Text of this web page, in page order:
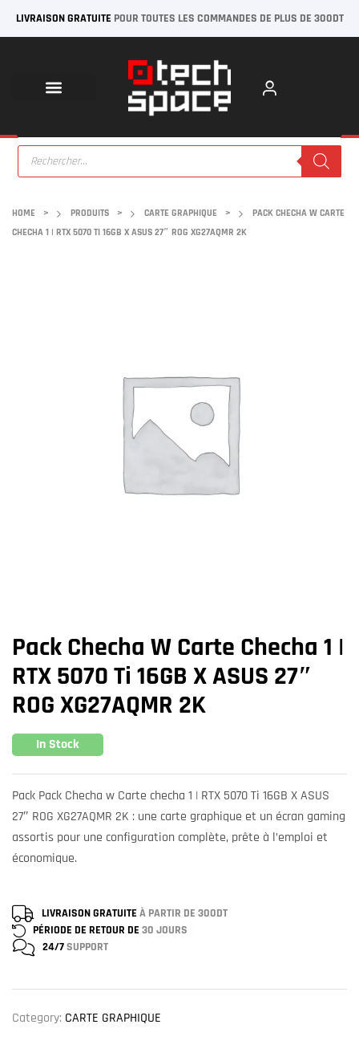
LIVRAISON GRATUITE POUR TOUTES LES COMMANDES DE PLUS DE 300DT
HOME > PRODUITS > CARTE GRAPHIQUE >
PACK CHECHA W CARTE
CHECHA 1 | RTX 5070 TI 16GB X ASUS 27″ ROG XG27AQMR 2K
Pack Checha W Carte Checha 1 |
RTX 5070 Ti 16GB X ASUS 27″
ROG XG27AQMR 2K
In Stock
Pack Pack Checha w Carte checha 1 | RTX 5070 Ti 16GB X ASUS
27″ ROG XG27AQMR 2K : une carte graphique et un écran gaming
assortis pour une configuration complète, prête à l’emploi et
économique.
LIVRAISON GRATUITE À PARTIR DE 300DT
PÉRIODE DE RETOUR DE 30 JOURS
24/7SUPPORT
Category: CARTE GRAPHIQUE